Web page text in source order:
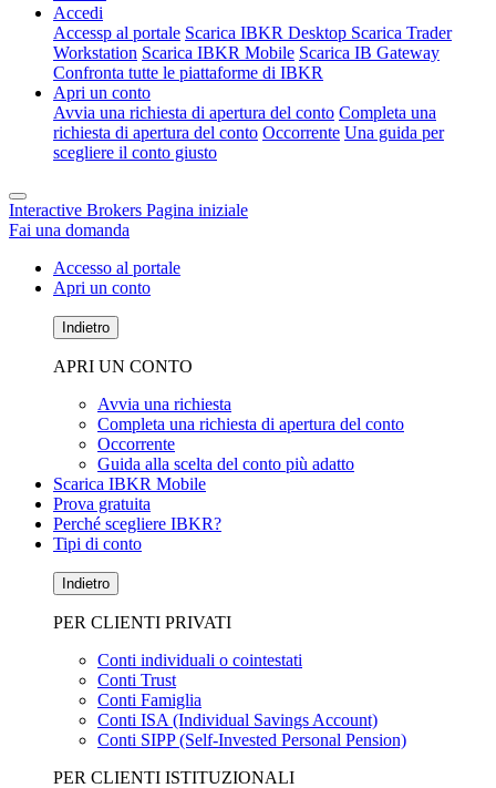
Accedi
Accessp al portale Scarica IBKR Desktop Scarica Trader
Workstation Scarica IBKR Mobile Scarica IB Gateway
Confronta tutte le piattaforme di IBKR
Apri un conto
Avvia una richiesta di apertura del conto Completa una
richiesta di apertura del conto Occorrente Una guida per
scegliere il conto giusto
Interactive Brokers Pagina iniziale
Fai una domanda
Accesso al portale
Apri un conto
Indietro
APRI UN CONTO
Avvia una richiesta
Completa una richiesta di apertura del conto
Occorrente
Guida alla scelta del conto più adatto
Scarica IBKR Mobile
Prova gratuita
Perché scegliere IBKR?
Tipi di conto
Indietro
PER CLIENTI PRIVATI
Conti individuali o cointestati
Conti Trust
Conti Famiglia
Conti ISA (Individual Savings Account)
Conti SIPP (Self-Invested Personal Pension)
PER CLIENTI ISTITUZIONALI